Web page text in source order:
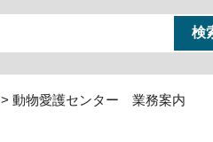
> 動物愛護センター 業務案内